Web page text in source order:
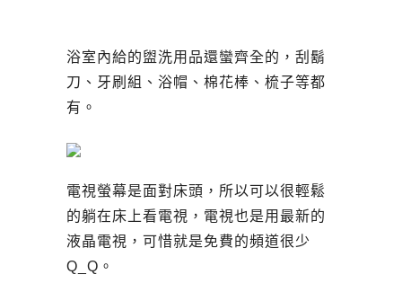
浴室內給的盥洗用品還蠻齊全的，刮鬍
刀、牙刷組、浴帽、棉花棒、梳子等都
有。
電視螢幕是面對床頭，所以可以很輕鬆
的躺在床上看電視，電視也是用最新的
液晶電視，可惜就是免費的頻道很少
Q_Q。